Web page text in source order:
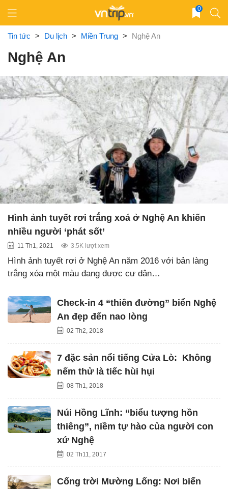
content
0
Tin tức > Du lịch > Miền Trung > Nghệ An
Nghệ An
Hình ảnh tuyết rơi trắng xoá ở Nghệ An khiến
nhiều người ‘phát sốt’
11 Th1, 2021 3.5K lượt xem
Hình ảnh tuyết rơi ở Nghệ An năm 2016 với bản làng
trắng xóa một màu đang được cư dân…
Check-in 4 “thiên đường” biển Nghệ
An đẹp đến nao lòng
02 Th2, 2018
7 đặc sản nổi tiếng Cửa Lò: Không
nếm thử là tiếc hùi hụi
08 Th1, 2018
Núi Hồng Lĩnh: “biểu tượng hồn
thiêng”, niềm tự hào của người con
xứ Nghệ
02 Th11, 2017
Cổng trời Mường Lống: Nơi biển